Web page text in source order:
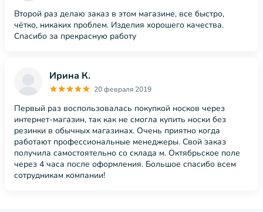
Второй раз делаю заказ в этом магазине, все быстро,
чётко, никаких проблем. Изделия хорошего качества.
Спасибо за прекрасную работу
Ирина К.
20 февраля 2019
Первый раз воспользовалась покупкой носков через
интернет-магазин, так как не смогла купить носки без
резинки в обычных магазинах. Очень приятно когда
работают профессиональные менеджеры. Свой заказ
получила самостоятельно со склада м. Октябрьское поле
через 4 часа после оформления. Большое спасибо всем
сотрудникам компании!